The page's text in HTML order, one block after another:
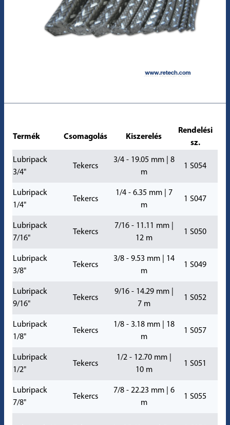
Termék Csomagolás Kiszerelés
Rendelési
sz.
Lubripack
3/4"
Tekercs
3/4 - 19.05 mm | 8
m
1 S054
Lubripack
1/4"
Tekercs
1/4 - 6.35 mm | 7
m
1 S047
Lubripack
7/16"
Tekercs
7/16 - 11.11 mm |
12 m
1 S050
Lubripack
3/8"
Tekercs
3/8 - 9.53 mm | 14
m
1 S049
Lubripack
9/16"
Tekercs
9/16 - 14.29 mm |
7 m
1 S052
Lubripack
1/8"
Tekercs
1/8 - 3.18 mm | 18
m
1 S057
Lubripack
1/2"
Tekercs
1/2 - 12.70 mm |
10 m
1 S051
Lubripack
7/8"
Tekercs
7/8 - 22.23 mm | 6
m
1 S055